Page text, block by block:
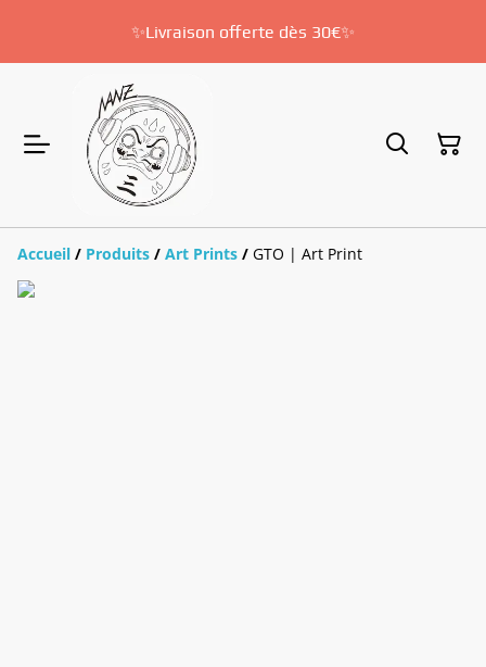
✨Livraison offerte dès 30€✨
Accueil / Produits / Art Prints / GTO | Art Print